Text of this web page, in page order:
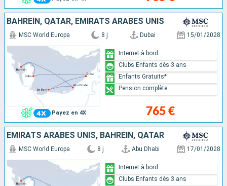
BAHREIN, QATAR, EMIRATS ARABES UNIS
Payez en 4X
MSC World Europa 8 j Dubai 15/01/2028
765 €
Internet à bord
Clubs Enfants dès 3 ans
Enfants Gratuits*
Pension complète
EMIRATS ARABES UNIS, BAHREIN, QATAR
MSC World Europa 8 j Abu Dhabi 17/01/2028
Internet à bord
Clubs Enfants dès 3 ans